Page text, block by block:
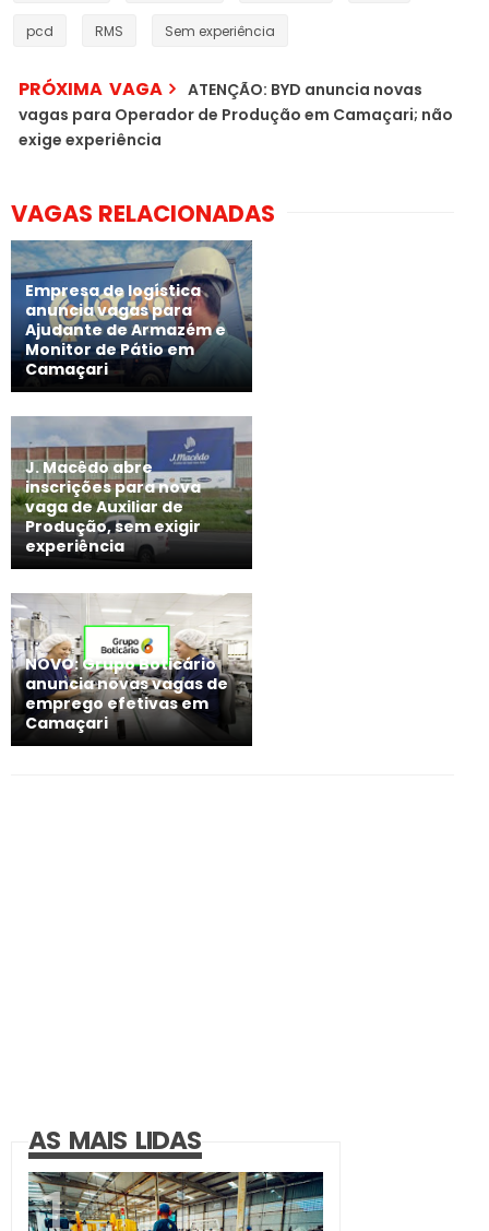
pcd RMS Sem experiência
PRÓXIMA VAGA
ATENÇÃO: BYD anuncia novas
vagas para Operador de Produção em Camaçari; não
exige experiência
VAGAS RELACIONADAS
Empresa de logística
anuncia vagas para
Ajudante de Armazém e
Monitor de Pátio em
Camaçari
J. Macêdo abre
inscrições para nova
vaga de Auxiliar de
Produção, sem exigir
experiência
NOVO: Grupo Boticário
anuncia novas vagas de
emprego efetivas em
Camaçari
AS MAIS LIDAS